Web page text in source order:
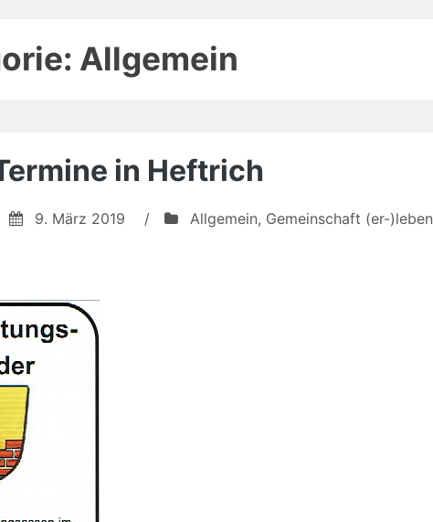
Allgemein
in Heftrich
9. März 2019 / Allgemein, Gemeinschaft (er-)leben